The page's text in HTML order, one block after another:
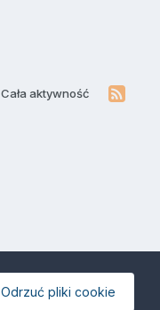
Cała aktywność
Odrzuć pliki cookie